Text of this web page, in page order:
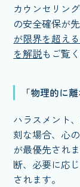
カウンセリン
の安全確保が
が限界を超え
を解説もご覧
「物理的に
ハラスメント
刻な場合、心
が最優先され
断、必要に応
されます。